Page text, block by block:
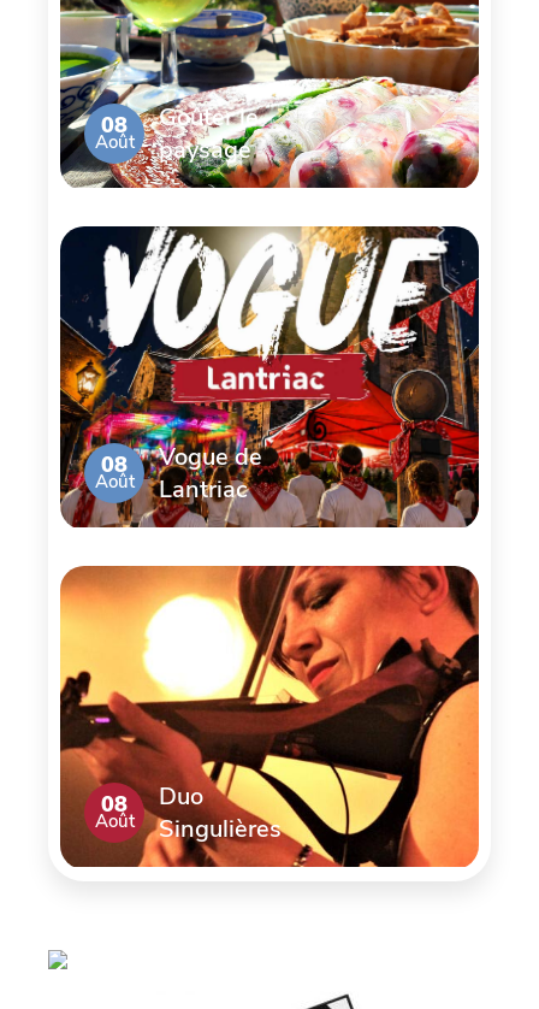
08
Août
Goûter le
paysage
08
Août
Vogue de
Lantriac
08
Août
Duo
Singulières